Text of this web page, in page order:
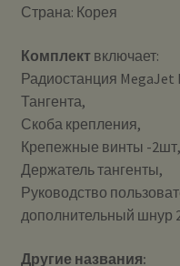
Страна: Корея
Комплектвключает:
Радиостанция MegaJet
Тангента,
Скоба крепления,
Крепежные винты -2шт,
Держатель тангенты,
Руководство
дополнительный шнур
Другие названия: